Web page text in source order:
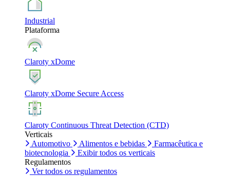
Industrial
Plataforma
Claroty xDome
Claroty xDome Secure Access
Claroty Continuous Threat Detection (CTD)
Verticais
Automotivo
Alimentos e bebidas
Farmacêutica e
biotecnologia
Exibir todos os verticais
Regulamentos
Ver todos os regulamentos